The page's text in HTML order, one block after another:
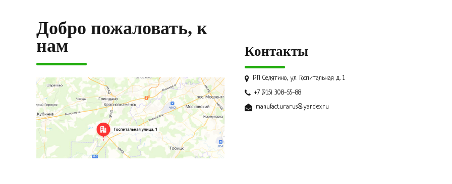
Добро пожаловать, к
нам
Контакты
РП Селятино, ул. Госпитальная д. 1
+7 (915) 308-55-88
manufacturarus@yandex.ru